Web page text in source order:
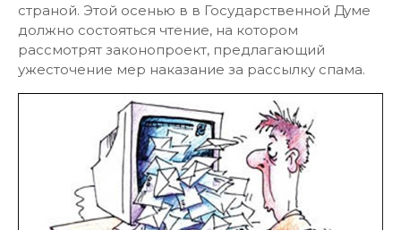
страной. Этой осенью в в Государственной Думе
должно состояться чтение, на котором
рассмотрят законопроект, предлагающий
ужесточение мер наказание за рассылку спама.